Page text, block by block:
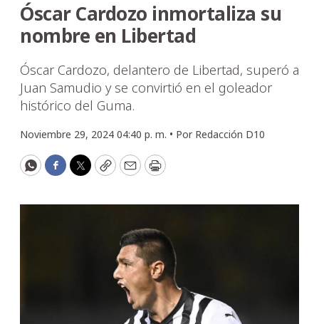
Óscar Cardozo inmortaliza su
nombre en Libertad
Óscar Cardozo, delantero de Libertad, superó a
Juan Samudio y se convirtió en el goleador
histórico del Guma.
Noviembre 29, 2024 04:40 p. m. • Por Redacción D10
WhatsApp
Facebook
Twitter
CopyEmailPrint